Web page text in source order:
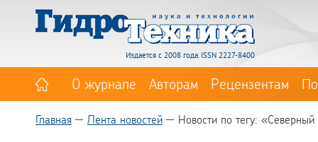
Издается с 2008 года. ISSN 2227-8400
О журнале Авторам Рецензентам
Главная Лента новостей Новости по тегу: